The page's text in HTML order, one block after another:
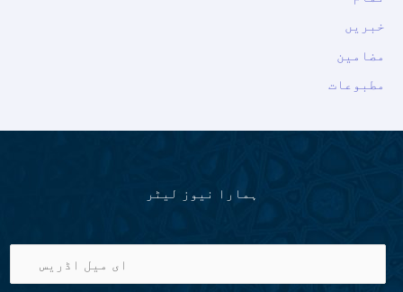
خبریں
مضامین
مطبوعات
ہمارا نیوز لیٹر
ی